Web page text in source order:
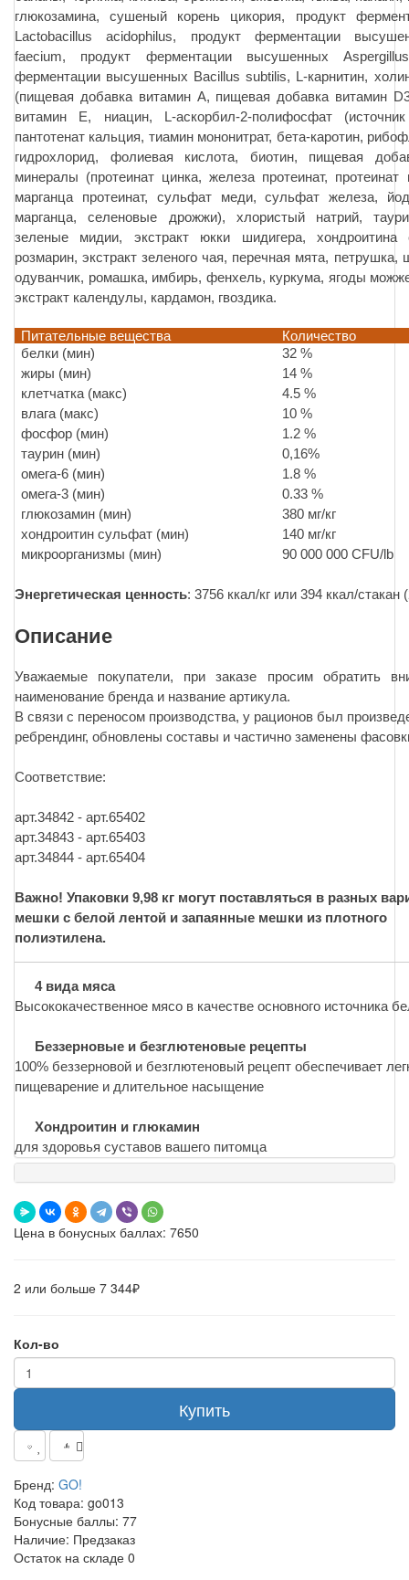
глюкозамина, сушеный корень цикория, продукт
Lactobacillus acidophilus, продукт ферментации
faecium, продукт ферментации высушенных
ферментации высушенных Bacillus subtilis, L-карнитин,
(пищевая добавка витамин А, пищевая добавка витамин
витамин Е, ниацин, L-аскорбил-2-полифосфат
пантотенат кальция, тиамин мононитрат, бета-каротин,
гидрохлорид, фолиевая кислота, биотин, пищевая
минералы (протеинат цинка, железа протеинат,
марганца протеинат, сульфат меди, сульфат железа,
марганца, селеновые дрожжи), хлористый натрий,
зеленые мидии, экстракт юкки шидигера,
розмарин, экстракт зеленого чая, перечная мята, петрушка,
одуванчик, ромашка, имбирь, фенхель, куркума, ягоды
экстракт календулы, кардамон, гвоздика.
Питательные вещества
Количество
белки (мин)
32 %
жиры (мин)
14 %
клетчатка (макс)
4.5 %
влага (макс)
10 %
фосфор (мин)
1.2 %
таурин (мин)
0,16%
омега-6 (мин)
1.8 %
омега-3 (мин)
0.33 %
глюкозамин (мин)
380 мг/кг
хондроитин сульфат (мин)
140 мг/кг
микроорганизмы (мин)
90 000 000 CFU/lb
Энергетическая ценность: 3756 ккал/кг или 394 ккал/стакан
Описание
Уважаемые покупатели, при заказе просим обратить
наименование бренда и название артикула.
В связи с переносом производства, у рационов был
ребрендинг, обновлены составы и частично заменены
Соответствие:
арт.34842 - арт.65402
арт.34843 - арт.65403
арт.34844 - арт.65404
Важно! Упаковки 9,98 кг могут поставляться в разных
мешки с белой лентой и запаянные мешки из плотного
полиэтилена.
4 вида мяса
Высококачественное мясо в качестве основного источника
Беззерновые и безглютеновые рецепты
100% беззерновой и безглютеновый рецепт обеспечивает
пищеварение и длительное насыщение
Хондроитин и глюкамин
для здоровья суставов вашего питомца
Цена в бонусных баллах: 7650
2 или больше 7 344₽
Кол-во
Купить
Бренд: GO!
Код товара: go013
Бонусные баллы: 77
Наличие: Предзаказ
Остаток на складе 0